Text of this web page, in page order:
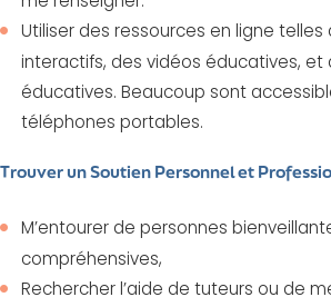
Utiliser des ressources en ligne telles
interactifs, des vidéos éducatives, et
éducatives. Beaucoup sont
téléphones portables.
Trouver un Soutien Personnel et
M’entourer de personnes
compréhensives,
Rechercher l’aide de tuteurs ou de